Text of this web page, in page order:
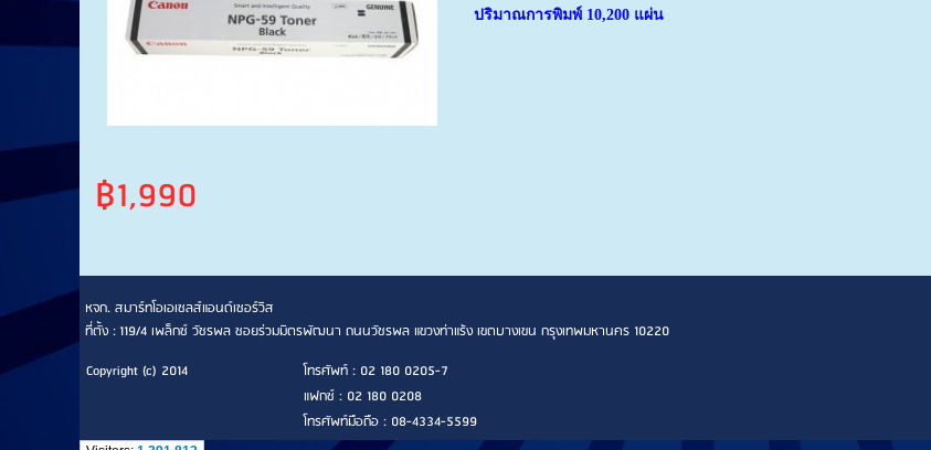
ปริมาณการพิมพ์ 10,200 แผ่น
฿1,990
หจก. สมาร์ทโอเอเซลส์แอนด์เซอร์วิส
ที่ตั้ง : 119/4 เพล็กซ์ วัชรพล ซอยร่วมมิตรพัฒนา ถนนวัชรพล แขวงท่าแร้ง เขตบางเขน กรุงเทพมหานคร 10220
Copyright (c) 2014
โทรศัพท์ : 02 180 0205-7
แฟกซ์ : 02 180 0208
โทรศัพท์มือถือ : 08-4334-5599